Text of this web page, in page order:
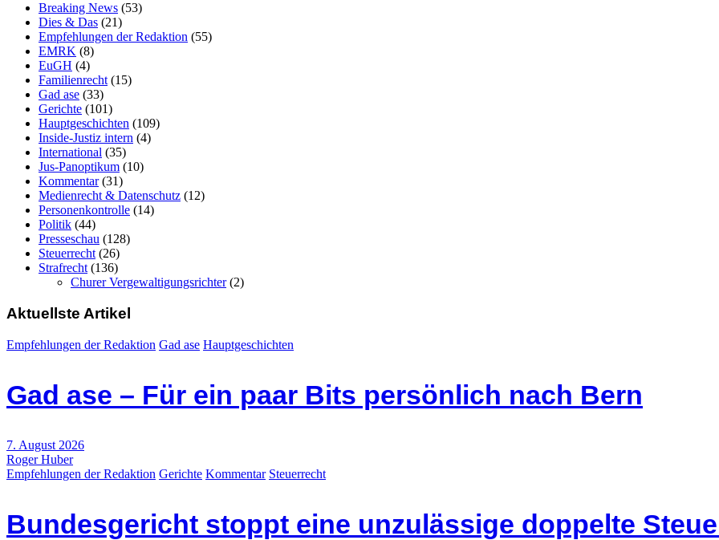
Breaking News (53)
Dies & Das (21)
Empfehlungen der Redaktion (55)
EMRK (8)
EuGH (4)
Familienrecht (15)
Gad ase (33)
Gerichte (101)
Hauptgeschichten (109)
Inside-Justiz intern (4)
International (35)
Jus-Panoptikum (10)
Kommentar(31)
Medienrecht & Datenschutz (12)
Personenkontrolle (14)
Politik (44)
Presseschau (128)
Steuerrecht (26)
Strafrecht (136)
Churer Vergewaltigungsrichter(2)
Aktuellste Artikel
Empfehlungen der Redaktion Gad ase Hauptgeschichten
Gad ase – Für ein paar Bits persönlich nach Bern
7. August 2026
Roger Huber
Empfehlungen der Redaktion Gerichte Kommentar Steuerrecht
Bundesgericht stoppt eine unzulässige doppelte